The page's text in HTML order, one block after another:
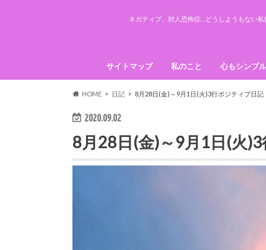
ネガティブ、対人恐怖症…どうしようもない
サイトマップ 私のこと 心もシンプ
HOME 日記 8月28日(金)～9月1日(火)3行ポジティブ日記
2020.09.02
8月28日(金)～9月1日(火